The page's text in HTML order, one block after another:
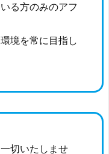
る方のみのアフ
境を常に目指し
切いたしませ